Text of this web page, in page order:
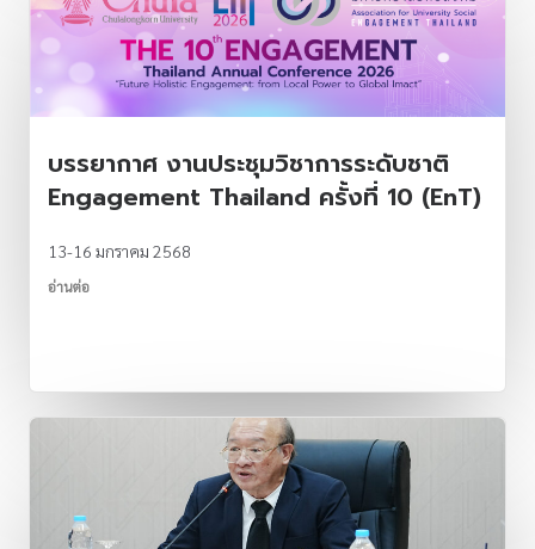
บรรยากาศ งานประชุมวิชาการระดับชาติ
Engagement Thailand ครั้งที่ 10 (EnT)
13-16 มกราคม 2568
อ่านต่อ